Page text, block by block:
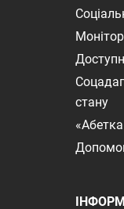
стану